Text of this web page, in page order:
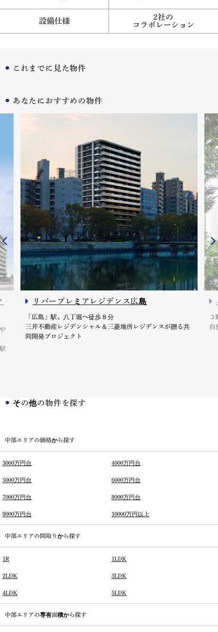
設備仕様
2社の
コラボレーション
これまでに見た物件
あなたにおすすめの物件
リバープレミアレジデンス広島
「広島」駅、八丁堀へ徒歩８分
三井不動産レジデンシャル＆三菱地所レジデンスが贈る共
同開発プロジェクト
３
自
その他の物件を探す
中部エリアの価格から探す
3000万円台 4000万円台
5000万円台 6000万円台
7000万円台 8000万円台
9000万円台 10000万円以上
中部エリアの間取りから探す
1R 1LDK
2LDK 3LDK
4LDK 5LDK
中部エリアの専有面積から探す